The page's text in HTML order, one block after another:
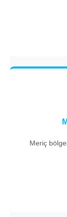
Meriç